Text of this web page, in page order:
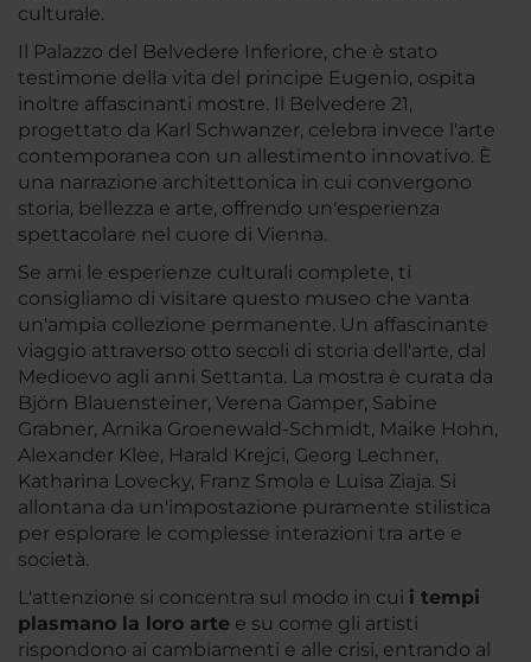
culturale.
Il Palazzo del Belvedere Inferiore, che è stato
testimone della vita del principe Eugenio, ospita
inoltre affascinanti mostre. Il Belvedere 21,
progettato da Karl Schwanzer, celebra invece l'arte
contemporanea con un allestimento innovativo. È
una narrazione architettonica in cui convergono
storia, bellezza e arte, offrendo un'esperienza
spettacolare nel cuore di Vienna.
Se ami le esperienze culturali complete, ti
consigliamo di visitare questo museo che vanta
un'ampia collezione permanente. Un affascinante
viaggio attraverso otto secoli di storia dell'arte, dal
Medioevo agli anni Settanta. La mostra è curata da
Björn Blauensteiner, Verena Gamper, Sabine
Grabner, Arnika Groenewald-Schmidt, Maike Hohn,
Alexander Klee, Harald Krejci, Georg Lechner,
Katharina Lovecky, Franz Smola e Luisa Ziaja. Si
allontana da un'impostazione puramente stilistica
per esplorare le complesse interazioni tra arte e
società.
L'attenzione si concentra sul modo in cui i tempi
plasmano la loro arte e su come gli artisti
rispondono ai cambiamenti e alle crisi, entrando al